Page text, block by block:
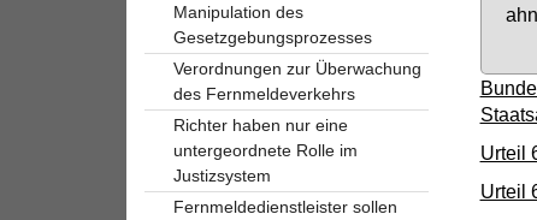
Urteil
Urteil
Manipulation des
Gesetzgebungsprozesses
Verordnungen zur Überwachung
des Fernmeldeverkehrs
Richter haben nur eine
untergeordnete Rolle im
Justizsystem
Fernmeldedienstleister sollen